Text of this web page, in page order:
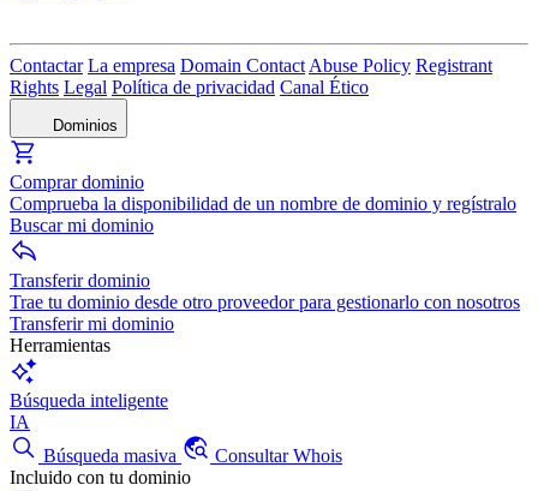
Contactar La empresa Domain Contact Abuse Policy Registrant
Rights Legal Política de privacidad Canal Ético
Dominios
Comprar dominio
Comprueba la disponibilidad de un nombre de dominio y regístralo
Buscar mi dominio
Transferir dominio
Trae tu dominio desde otro proveedor para gestionarlo con nosotros
Transferir mi dominio
Herramientas
Búsqueda inteligente
IA
Búsqueda masiva
Consultar Whois
Incluido con tu dominio